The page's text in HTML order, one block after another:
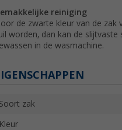
reiniging
de zwarte kleur van de zak
worden, dan kan de
in de wasmachine.
Soort zak
Kleur